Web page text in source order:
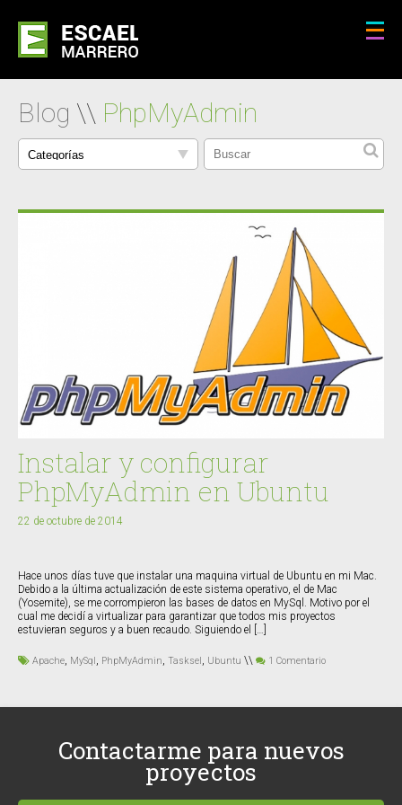
Blog \\ PhpMyAdmin
Instalar y configurar
PhpMyAdmin en Ubuntu
22 de octubre de 2014
Hace unos días tuve que instalar una maquina virtual de Ubuntu en mi Mac.
Debido a la última actualización de este sistema operativo, el de Mac
(Yosemite), se me corrompieron las bases de datos en MySql. Motivo por el
cual me decidí a virtualizar para garantizar que todos mis proyectos
estuvieran seguros y a buen recaudo. Siguiendo el […]
Apache MySql PhpMyAdmin Tasksel Ubuntu \\ 1 Comentario
Contactarme para nuevos
proyectos